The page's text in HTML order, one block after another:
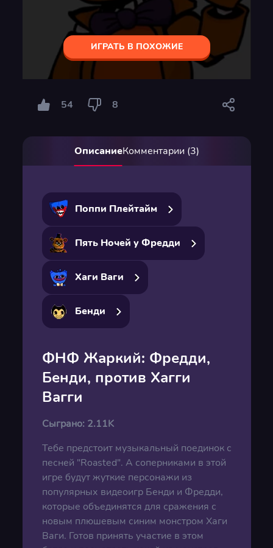
ИГРАТЬ В ПОХОЖИЕ
54 8
ОписаниеКомментарии (3)
Поппи Плейтайм
Пять Ночей у Фредди
Хаги Ваги
Бенди
ФНФ Жаркий: Фредди,
Бенди, против Хагги
Вагги
Сыграно: 2.11K
Тебе предстоит музыкальный поединок с
песней "Roasted". А соперниками в этой
игре будут жуткие персонажи из
популярных видеоигр Бенди и Фредди,
которые объединятся для сражения с
новым плюшевым синим монстром Хаги
Ваги. Готов принять участие в этом